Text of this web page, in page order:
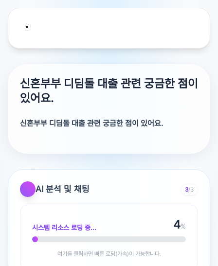
신혼부부 디딤돌 대출 관련 궁금한 점이
있어요.
신혼부부 디딤돌 대출 관련 궁금한 점이 있어요.
광고 [X]를 누르면 내용이 해제됩니다
AI 분석 및 채팅 3/3
시스템 리소스 로딩 중... 5%
여기를 클릭하면 빠른 로딩(가속)이 가능합니다.